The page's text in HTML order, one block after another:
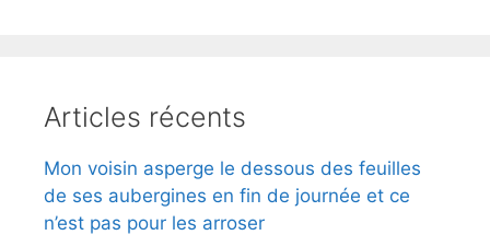
Articles récents
Mon voisin asperge le dessous des feuilles
de ses aubergines en fin de journée et ce
n’est pas pour les arroser